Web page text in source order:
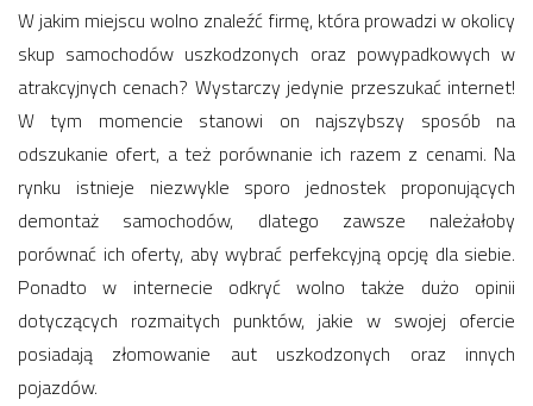
W jakim miejscu wolno znaleźć firmę, która prowadzi w okolicy
skup samochodów uszkodzonych oraz powypadkowych w
atrakcyjnych cenach? Wystarczy jedynie przeszukać internet!
W tym momencie stanowi on najszybszy sposób na
odszukanie ofert, a też porównanie ich razem z cenami. Na
rynku istnieje niezwykle sporo jednostek proponujących
demontaż samochodów, dlatego zawsze należałoby
porównać ich oferty, aby wybrać perfekcyjną opcję dla siebie.
Ponadto w internecie odkryć wolno także dużo opinii
dotyczących rozmaitych punktów, jakie w swojej ofercie
posiadają złomowanie aut uszkodzonych oraz innych
pojazdów.